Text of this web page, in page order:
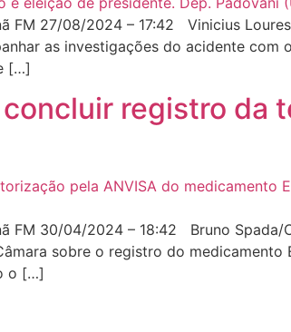
FM 27/08/2024 – 17:42 Vinicius
as investigações do acidente
[…]
registro da
FM 30/04/2024 – 18:42 Bruno
sobre o registro do
o […]